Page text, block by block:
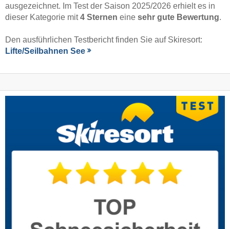
ausgezeichnet. Im Test der Saison 2025/2026 erhielt es in
dieser Kategorie mit4 Sternen eine sehr gute Bewertung.
Den ausführlichen Testbericht finden Sie auf Skiresort:
Lifte/Seilbahnen See